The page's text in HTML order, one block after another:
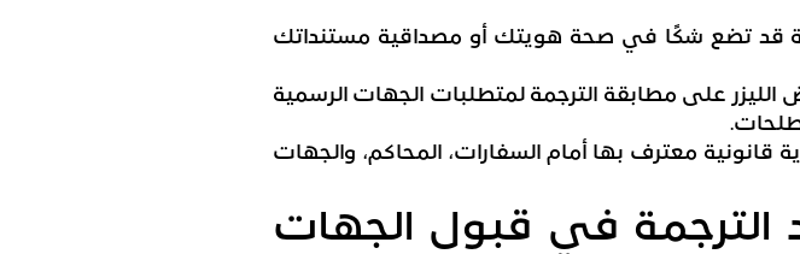
قد تضع شكًا في صحة هويتك أو مصداقية مستنداتك
الليزر على مطابقة الترجمة لمتطلبات الجهات الرسمية
معترف بها أمام السفارات، المحاكم، والجهات
الترجمة في قبول الجهات